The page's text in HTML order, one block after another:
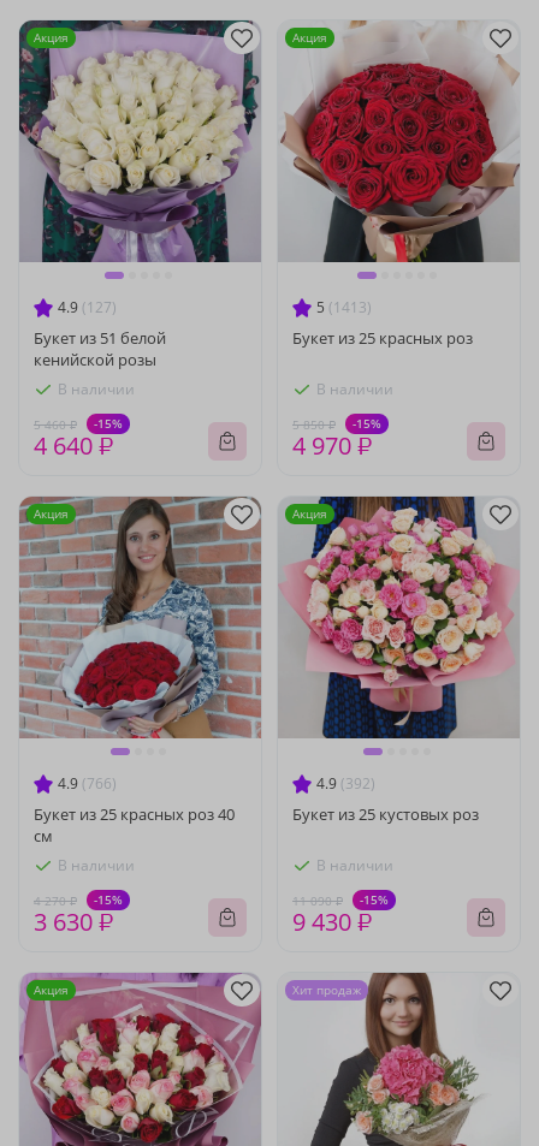
4.9 (127)
Букет из 51 белой
кенийской розы
В наличии
5 460 ₽ -15%
4 640 ₽
Акция
5 (1413)
Букет из 25 красных роз
В наличии
5 850 ₽ -15%
4 970 ₽
Акция
4.9 (766)
Букет из 25 красных роз 40
см
В наличии
4 270 ₽ -15%
3 630 ₽
Акция
4.9 (392)
Букет из 25 кустовых роз
В наличии
11 090 ₽ -15%
9 430 ₽
Акция
Акция Хит продаж